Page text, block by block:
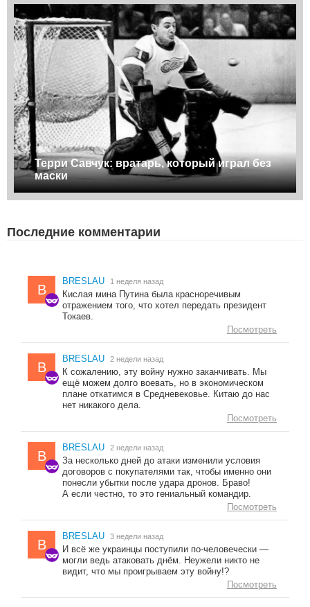
Терри Савчук: вратарь, который играл без
маски
Последние комментарии
B
BRESLAU 1 неделя назад
Кислая мина Путина была красноречивым
отражением того, что хотел передать президент
Токаев.
Посмотреть
B
BRESLAU 2 недели назад
К сожалению, эту войну нужно заканчивать. Мы
ещё можем долго воевать, но в экономическом
плане откатимся в Средневековье. Китаю до нас
нет никакого дела.
Посмотреть
B
BRESLAU 2 недели назад
За несколько дней до атаки изменили условия
договоров с покупателями так, чтобы именно они
понесли убытки после удара дронов. Браво!
А если честно, то это гениальный командир.
Посмотреть
B
BRESLAU 3 недели назад
И всё же украинцы поступили по-человечески —
могли ведь атаковать днём. Неужели никто не
видит, что мы проигрываем эту войну!?
Посмотреть